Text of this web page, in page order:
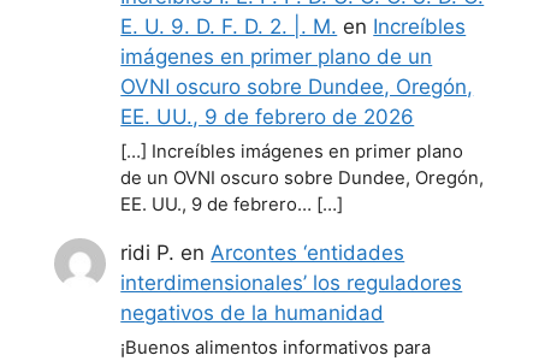
E. U. 9. D. F. D. 2. |. M. en Increíbles
imágenes en primer plano de un
OVNI oscuro sobre Dundee, Oregón,
EE. UU., 9 de febrero de 2026
[…] Increíbles imágenes en primer plano
de un OVNI oscuro sobre Dundee, Oregón,
EE. UU., 9 de febrero… […]
ridi P. en Arcontes ‘entidades
interdimensionales’ los reguladores
negativos de la humanidad
¡Buenos alimentos informativos para